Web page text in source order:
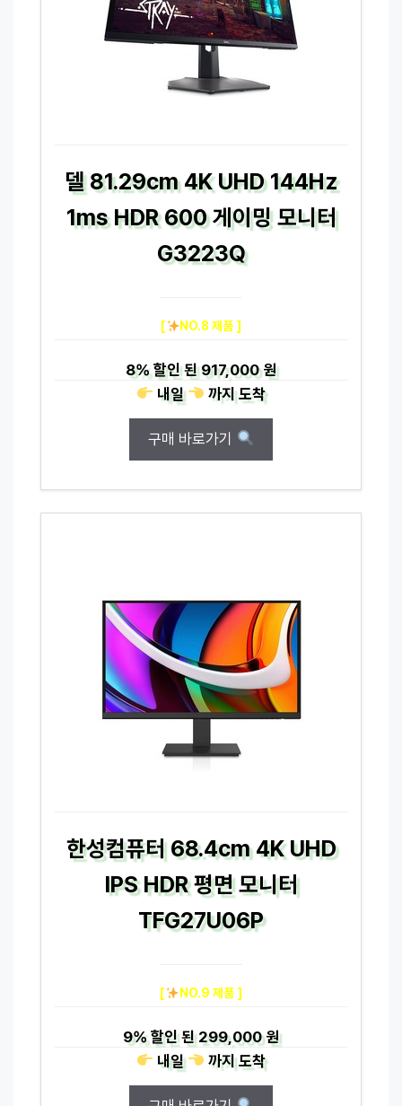
델 81.29cm 4K UHD 144Hz
1ms HDR 600 게이밍 모니터
G3223Q
[ NO.8 제품 ]
8%할인 된917,000 원
내일
까지도착
구매 바로가기
한성컴퓨터 68.4cm 4K UHD
IPS HDR 평면 모니터
TFG27U06P
[ NO.9 제품 ]
9%할인 된299,000 원
내일
까지도착